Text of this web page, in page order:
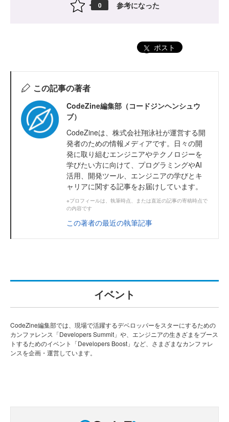
0 参考になった
ポスト
この記事の著者
CodeZine編集部（コードジンヘンシュウ
ブ）
CodeZineは、株式会社翔泳社が運営する開
発者のための情報メディアです。日々の開
発に取り組むエンジニアやテクノロジーを
学びたい方に向けて、プログラミングやAI
活用、開発ツール、エンジニアの学びとキ
ャリアに関する記事をお届けしています。
※プロフィールは、執筆時点、または直近の記事の寄稿時点で
の内容です
この著者の最近の執筆記事
イベント
CodeZine編集部では、現場で活躍するデベロッパーをスターにするための
カンファレンス「Developers Summit」や、エンジニアの生きざまをブース
トするためのイベント「Developers Boost」など、さまざまなカンファレ
ンスを企画・運営しています。